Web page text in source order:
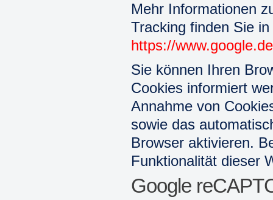
Mehr Informationen
Tracking finden Sie
https://
Sie können Ihren
Cookies informiert
Annahme von
sowie das
Browser aktivieren.
Funktionalität dieser
Google